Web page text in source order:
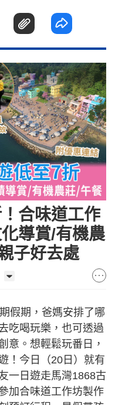
合味道工作
導賞/有機農
子好去處
假期，爸媽安排了哪
吃喝玩樂，也可透過
意。想輕鬆玩番日，
！今日（20日）就有
一日遊走馬灣1868古
加合味道工作坊製作